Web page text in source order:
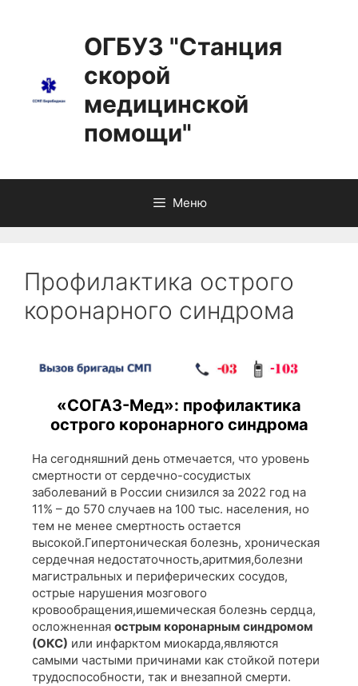
ОГБУЗ "Станция
скорой
медицинской
помощи"
Меню
Профилактика острого
коронарного синдрома
«СОГАЗ-Мед»: профилактика
острого коронарного синдрома
На сегодняшний день отмечается, что уровень
смертности от сердечно-сосудистых
заболеваний в России снизился за 2022 год на
11% – до 570 случаев на 100 тыс. населения, но
тем не менее смертность остается
высокой.Гипертоническая болезнь, хроническая
сердечная недостаточность,аритмия,болезни
магистральных и периферических сосудов,
острые нарушения мозгового
кровообращения,ишемическая болезнь сердца,
осложненная острым коронарным синдромом
(ОКС) или инфарктом миокарда,являются
самыми частыми причинами как стойкой потери
трудоспособности, так и внезапной смерти.